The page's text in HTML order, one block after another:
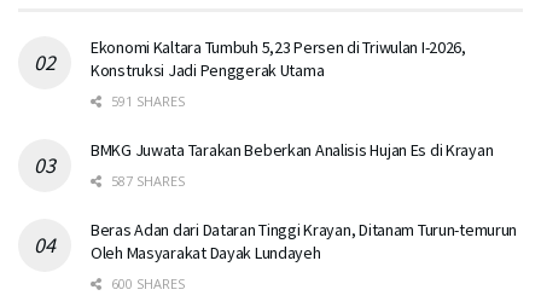
Ekonomi Kaltara Tumbuh 5,23 Persen di Triwulan I-2026,
Konstruksi Jadi Penggerak Utama
591 SHARES
BMKG Juwata Tarakan Beberkan Analisis Hujan Es di Krayan
587 SHARES
Beras Adan dari Dataran Tinggi Krayan, Ditanam Turun-temurun
Oleh Masyarakat Dayak Lundayeh
600 SHARES